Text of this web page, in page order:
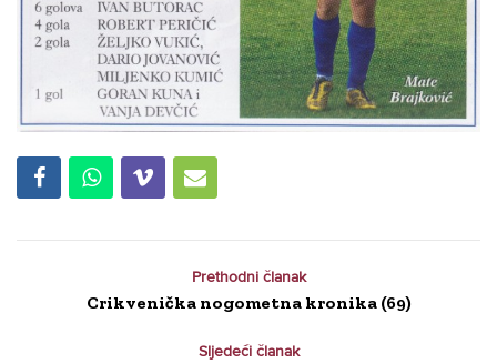
Prethodni članak
Crikvenička nogometna kronika (69)
Sljedeći članak